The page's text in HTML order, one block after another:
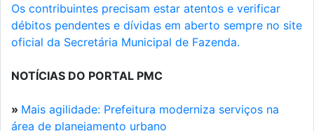
Os contribuintes precisam estar atentos e verificar
débitos pendentes e dívidas em aberto sempre no site
oficial da Secretária Municipal de Fazenda.
NOTÍCIAS DO PORTAL PMC
» Mais agilidade: Prefeitura moderniza serviços na
área de planejamento urbano